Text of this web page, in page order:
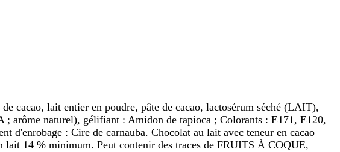
cacao, lait entier en poudre, pâte de cacao, lactosérum séché (LAIT),
; arôme naturel), gélifiant : Amidon de tapioca ; Colorants : E171, E120,
d'enrobage : Cire de carnauba. Chocolat au lait avec teneur en cacao
lait 14 % minimum. Peut contenir des traces de FRUITS À COQUE,